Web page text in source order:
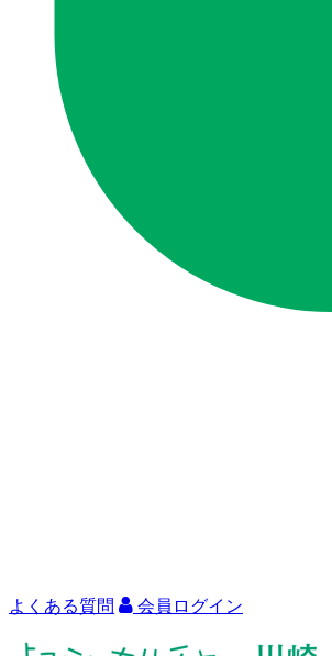
よくある質問 会員ログイン